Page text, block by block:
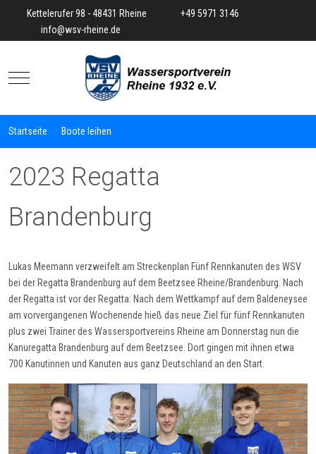
Kettelerufer 98 - 48431 Rheine
+49 5971 3146
info@wsv-rheine.de
Mobile Menu Toggle
Startseite Boote leihen
2023 Regatta
Brandenburg
Lukas Meemann verzweifelt am Streckenplan Fünf Rennkanuten des WSV
bei der Regatta Brandenburg auf dem Beetzsee Rheine/Brandenburg. Nach
der Regatta ist vor der Regatta: Nach dem Wettkampf auf dem Baldeneysee
am vorvergangenen Wochenende hieß das neue Ziel für fünf Rennkanuten
plus zwei Trainer des Wassersportvereins Rheine am Donnerstag nun die
Kanuregatta Brandenburg auf dem Beetzsee. Dort gingen mit ihnen etwa
700 Kanutinnen und Kanuten aus ganz Deutschland an den Start.